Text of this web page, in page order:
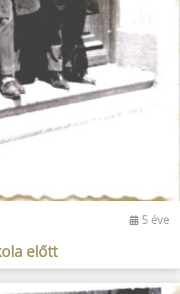
5 éve
előtt